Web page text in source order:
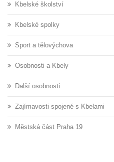
Kbelské školství
Kbelské spolky
Sport a tělovýchova
Osobnosti a Kbely
Další osobnosti
Zajímavosti spojené s Kbelami
Městská část Praha 19